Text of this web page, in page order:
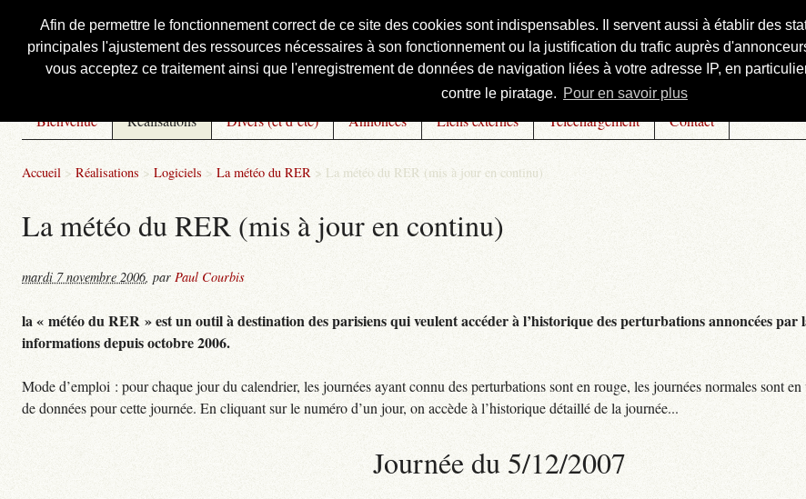
Afin de permettre le fonctionnement correct de ce site des cookies sont indispensables. Il servent aussi à établir des
principales l'ajustement des ressources nécessaires à son fonctionnement ou la justification du trafic auprès
vous acceptez ce traitement ainsi que l'enregistrement de données de navigation liées à votre adresse IP, en
contre le piratage. Pour en savoir plus
Courbis, « LE » Blog Officiel
Bienvenue Réalisations Divers (et d’été) Annonces Liens externes Téléchargement Contact
Accueil > Réalisations > Logiciels > La météo du RER > La météo du RER (mis à jour en continu)
La météo du RER (mis à jour en continu)
mardi 7 novembre 2006, par Paul Courbis
la « météo du RER » est un outil à destination des parisiens qui veulent accéder à l’historique des perturbations annoncées par
informations depuis octobre 2006.
Mode d’emploi : pour chaque jour du calendrier, les journées ayant connu des perturbations sont en rouge, les journées normales sont
de données pour cette journée. En cliquant sur le numéro d’un jour, on accède à l’historique détaillé de la journée...
Journée du 5/12/2007